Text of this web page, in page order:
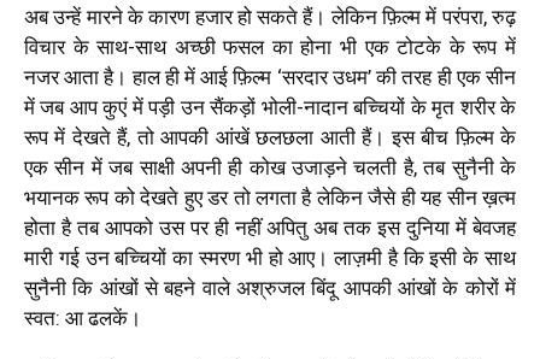
अब उन्हें मारने के कारण हजार हो सकते हैं। लेकिन फ़िल्म में परंपरा, रुढ़
विचार के साथ-साथ अच्छी फसल का होना भी एक टोटके के रूप में
नजर आता है। हाल ही में आई फ़िल्म ‘सरदार उधम’ की तरह ही एक सीन
में जब आप कुएं में पड़ी उन सैंकड़ों भोली-नादान बच्चियों के मृत शरीर के
रूप में देखते हैं, तो आपकी आंखें छलछला आती हैं। इस बीच फ़िल्म के
एक सीन में जब साक्षी अपनी ही कोख उजाड़ने चलती है, तब सुनैनी के
भयानक रूप को देखते हुए डर तो लगता है लेकिन जैसे ही यह सीन ख़त्म
होता है तब आपको उस पर ही नहीं अपितु अब तक इस दुनिया में बेवजह
मारी गई उन बच्चियों का स्मरण भी हो आए। लाज़मी है कि इसी के साथ
सुनैनी कि आंखों से बहने वाले अश्रुजल बिंदू आपकी आंखों के कोरों में
स्वत: आ ढलकें।